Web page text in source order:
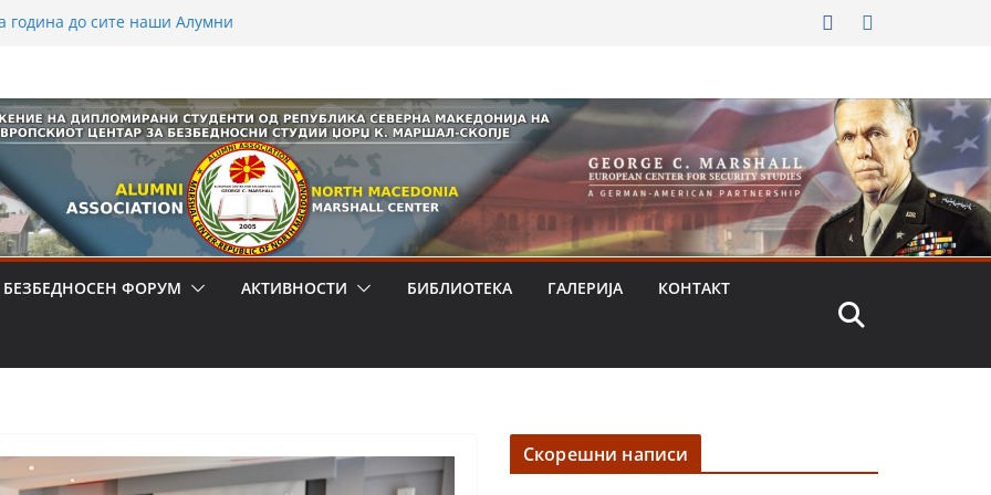
година до сите наши Алумни
од Северна Македонија , во
вести како закана за
општество – Студиja за
ФОРУМ АКТИВНОСТИ БИБЛИОТЕКА ГАЛЕРИЈА КОНТАКТ
Скорешни написи